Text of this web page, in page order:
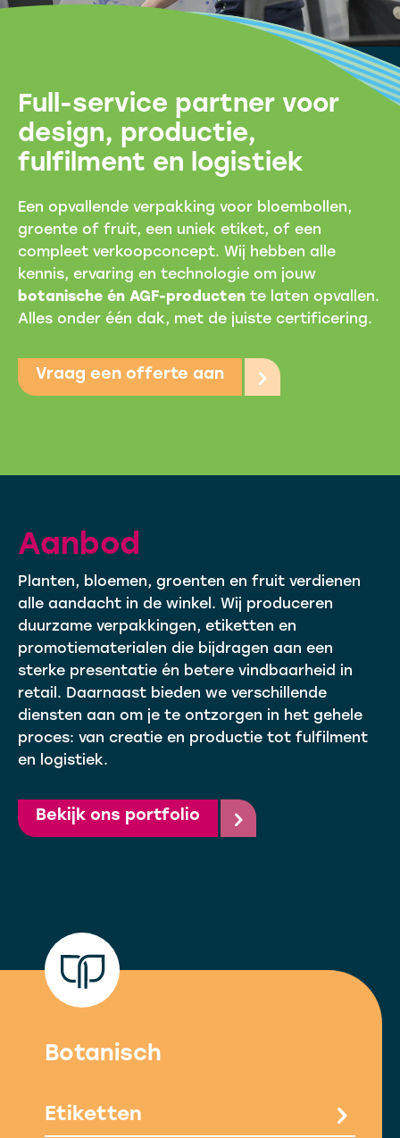
Full-service partner voor
design, productie,
fulfilment en logistiek
Een opvallende verpakking voor bloembollen,
groente of fruit, een uniek etiket, of een
compleet verkoopconcept. Wij hebben alle
kennis, ervaring en technologie om jouw
botanische én AGF-producten te laten opvallen.
Alles onder één dak, met de juiste certificering.
Vraag een offerte aan
Aanbod
Planten, bloemen, groenten en fruit verdienen
alle aandacht in de winkel. Wij produceren
duurzame verpakkingen, etiketten en
promotiematerialen die bijdragen aan een
sterke presentatie én betere vindbaarheid in
retail. Daarnaast bieden we verschillende
diensten aan om je te ontzorgen in het gehele
proces: van creatie en productie tot fulfilment
en logistiek.
Bekijk ons portfolio
Botanisch
Etiketten